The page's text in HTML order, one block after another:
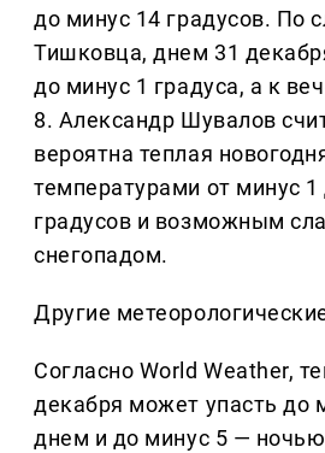
до минус 14 градусов. По
Тишковца, днем 31
до минус 1 градуса, а к
8. Александр Шувалов
вероятна теплая
температурами от минус 1
градусов и возможным
снегопадом.
Другие
Согласно World Weather,
декабря может упасть до
днем и до минус 5 —